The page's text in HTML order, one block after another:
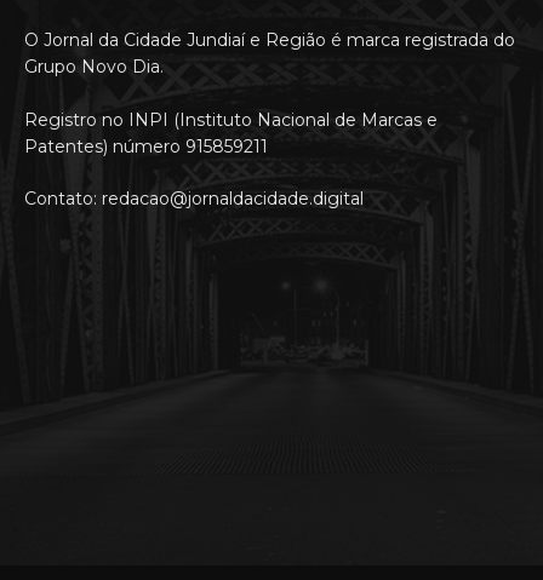
O Jornal da Cidade Jundiaí e Região é marca registrada do
Grupo Novo Dia.
Registro no INPI (Instituto Nacional de Marcas e
Patentes) número 915859211
Contato: redacao@jornaldacidade.digital